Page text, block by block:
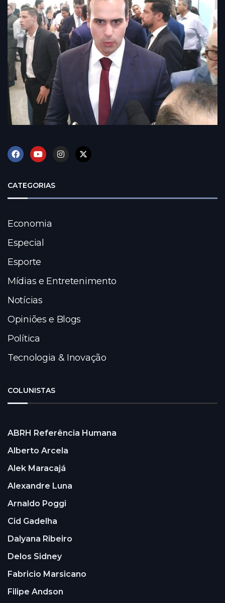
CATEGORIAS
Economia
Especial
Esporte
Mídias e Entretenimento
Notícias
Opiniões e Blogs
Política
Tecnologia & Inovação
COLUNISTAS
ABRH Referência Humana
Alberto Arcela
Alek Maracajá
Alexandre Luna
Arnaldo Poggi
Cid Gadelha
Dalyana Ribeiro
Delos Sidney
Fabricio Marsicano
Filipe Andson